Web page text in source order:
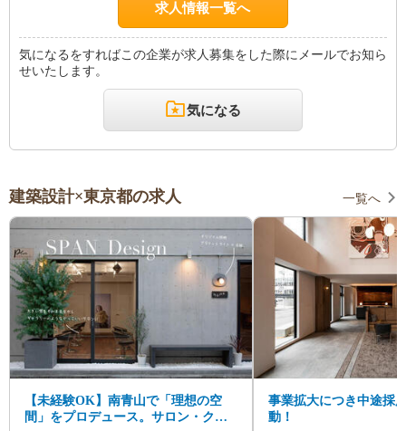
求人情報一覧へ
気になるをすればこの企業が求人募集をした際にメールでお知ら
せいたします。
気になる
建築設計×東京都の求人 一覧へ
【未経験OK】南青山で「理想の空
間」をプロデュース。サロン・クリ
事業拡大につき中途採
動！